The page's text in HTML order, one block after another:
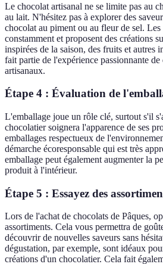
Le chocolat artisanal ne se limite pas au
au lait. N'hésitez pas à explorer des
chocolat au piment ou au fleur de sel.
constamment et proposent des créations
inspirées de la saison, des fruits et autres
fait partie de l'expérience passionnante
artisanaux.
Étape 4 : Évaluation de
L'emballage joue un rôle clé, surtout s'il
chocolatier soignera l'apparence de ses
emballages respectueux de
démarche écoresponsable qui est très
emballage peut également augmenter la
produit à l'intérieur.
Étape 5 : Essayez des
Lors de l'achat de chocolats de Pâques,
assortiments. Cela vous permettra de
découvrir de nouvelles saveurs sans
dégustation, par exemple, sont idéaux
créations d'un chocolatier. Cela fait